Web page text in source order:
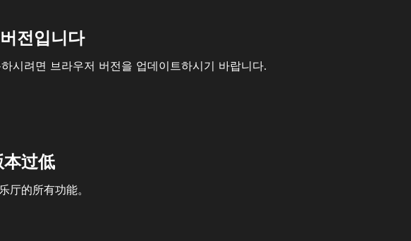
전입니다
시려면 브라우저 버전을 업데이트하시기 바랍니다.
过低
厅的所有功能。